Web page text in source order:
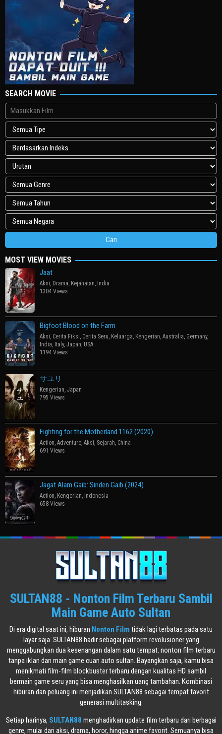
SEARCH MOVIE
MOST VIEW MOVIES
Jaat
Aksi, Drama, Kejahatan, India
1304 Views
Bigfoot Blood on the Farm
Aksi, Cerita Fiksi, Cerita Seru, Keluarga, Kengerian, Australia, Germany,
India, Italy, Japan, USA
1194 Views
サユリ
Kengerian, Japan
795 Views
Fighting for the Motherland 1162 (2020)
Action, Adventure, Aksi, Sejarah, China
691 Views
Jagat Alam Gaib: Sinden Gaib (2024)
Action, Kengerian, Indonesia
658 Views
SULTAN88 - Nonton Film Terbaru Sambil
Main Game Auto Sultan
Di era digital saat ini, hiburan Nonton Film tidak lagi terbatas pada satu
layar saja. SULTAN88 hadir sebagai platform revolusioner yang
menggabungkan dua kesenangan dalam satu tempat: nonton film terbaru
tanpa iklan dan main game cuan auto sultan. Bayangkan saja, kamu bisa
menikmati film-film blockbuster terbaru dengan kualitas HD sambil
bermain game seru yang bisa menghasilkan uang tambahan. Kombinasi
hiburan dan peluang ini menjadikan SULTAN88 sebagai tempat favorit
generasi multitasking.
Setiap harinya, SULTAN88 menghadirkan update film terbaru dari berbagai
genre, mulai dari aksi, drama, horor, hingga anime favorit. Semuanya bisa